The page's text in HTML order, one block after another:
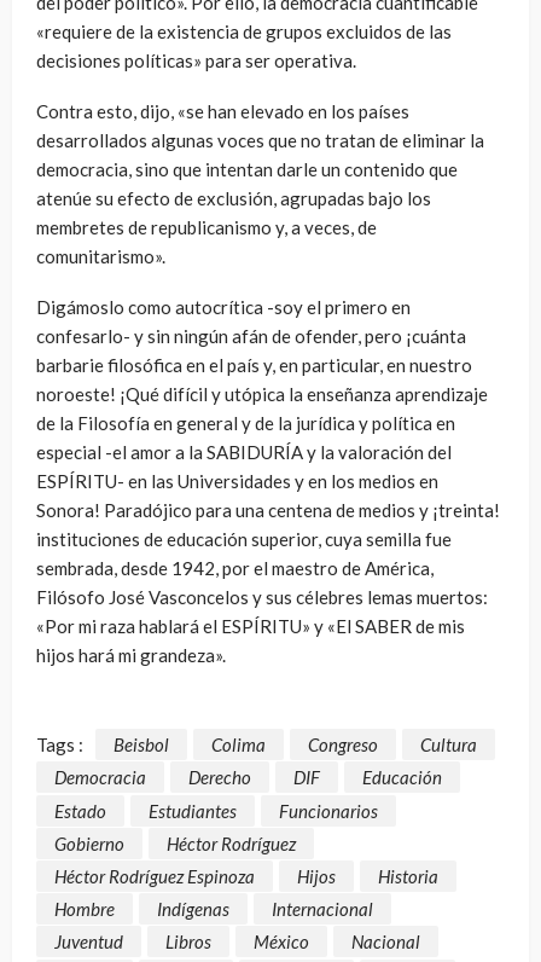
«requiere de la existencia de grupos excluidos de las
decisiones políticas» para ser operativa.
Contra esto, dijo, «se han elevado en los países
desarrollados algunas voces que no tratan de eliminar la
democracia, sino que intentan darle un contenido que
atenúe su efecto de exclusión, agrupadas bajo los
membretes de republicanismo y, a veces, de
comunitarismo».
Digámoslo como autocrítica -soy el primero en
confesarlo- y sin ningún afán de ofender, pero ¡cuánta
barbarie filosófica en el país y, en particular, en nuestro
noroeste! ¡Qué difícil y utópica la enseñanza aprendizaje
de la Filosofía en general y de la jurídica y política en
especial -el amor a la SABIDURÍA y la valoración del
ESPÍRITU- en las Universidades y en los medios en
Sonora! Paradójico para una centena de medios y ¡treinta!
instituciones de educación superior, cuya semilla fue
sembrada, desde 1942, por el maestro de América,
Filósofo José Vasconcelos y sus célebres lemas muertos:
«Por mi raza hablará el ESPÍRITU» y «El SABER de mis
hijos hará mi grandeza».
Tags : Beisbol Colima Congreso
Cultura
Democracia
Derecho DIF
Educación
Estado
Estudiantes
Funcionarios
Gobierno
Héctor Rodríguez
Héctor Rodríguez Espinoza
Hijos
Historia
Hombre
Indígenas
Internacional
Juventud
Libros México
Nacional